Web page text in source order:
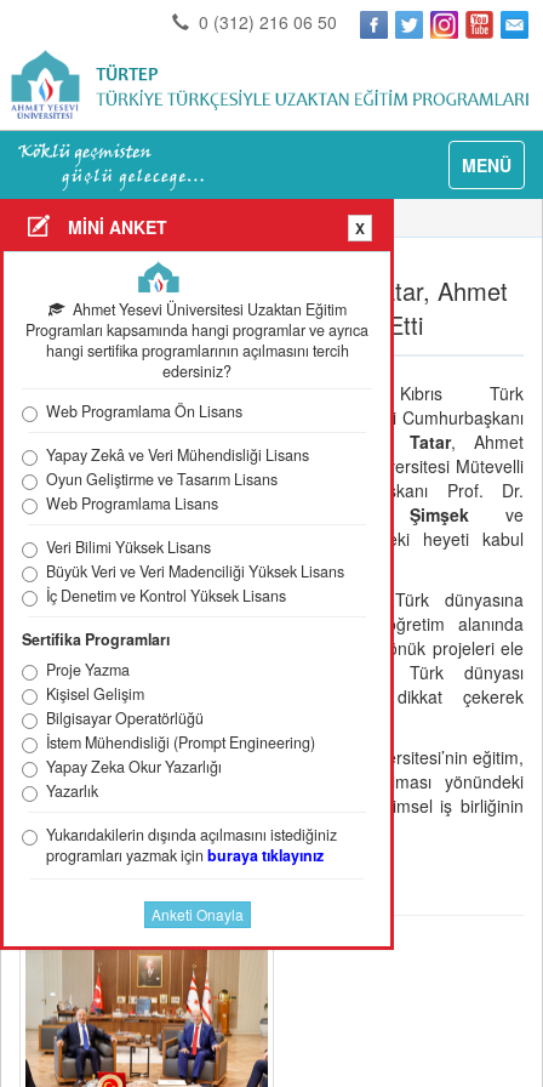
0 (312) 216 06 50
MENÜ
MİNİ ANKET X
Ahmet Yesevi Üniversitesi Uzaktan Eğitim
Programları kapsamında hangi programlar ve ayrıca
hangi sertifika programlarının açılmasını tercih
edersiniz?
Web Programlama Ön Lisans
Yapay Zekâ ve Veri Mühendisliği Lisans
Oyun Geliştirme ve Tasarım Lisans
Web Programlama Lisans
Veri Bilimi Yüksek Lisans
Büyük Veri ve Veri Madenciliği Yüksek Lisans
İç Denetim ve Kontrol Yüksek Lisans
Sertifika Programları
Proje Yazma
Kişisel Gelişim
Bilgisayar Operatörlüğü
İstem Mühendisliği (Prompt Engineering)
Yapay Zeka Okur Yazarlığı
Yazarlık
Yukarıdakilerin dışında açılmasını istediğiniz
programları yazmak için buraya tıklayınız
Anasayfa Güncel Detay
KKTC Cumhurbaşkanı Sn. Ersin Tatar, Ahmet
Yesevi Üniversitesi Heyetini Kabul Etti
Kuzey Kıbrıs Türk
Cumhuriyeti Cumhurbaşkanı
Ersin Tatar, Ahmet
Yesevi Üniversitesi Mütevelli
Heyet Başkanı Prof. Dr.
Muhittin Şimşek ve
beraberindeki heyeti kabul
etti.
Görüşmede, Ahmet Yesevi Üniversitesi’nin Türk dünyasına
yönelik bilimsel ve kültürel katkıları, yükseköğretim alanında
yürüttüğü uluslararası iş birlikleri ve geleceğe dönük projeleri ele
alındı. Cumhurbaşkanı Tatar, üniversitenin Türk dünyası
gençliğinin yetişmesindeki önemli rolüne dikkat çekerek
çalışmalardan duyduğu memnuniyeti ifade etti.
Prof. Dr. Muhittin Şimşek ise Ahmet Yesevi Üniversitesi’nin eğitim,
araştırma ve ortak kültürel değerlerin yaşatılması yönündeki
vizyonunu aktararak, KKTC ile akademik ve bilimsel iş birliğinin
geliştirilmesine hazır olduklarını vurguladı.